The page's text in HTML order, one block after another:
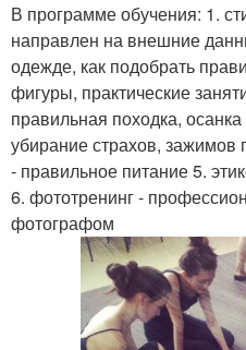
В программе обучения: 1.
направлен на внешние
одежде, как подобрать
фигуры, практические
правильная походка,
убирание страхов, зажимов
- правильное питание 5.
6. фототренинг -
фотографом